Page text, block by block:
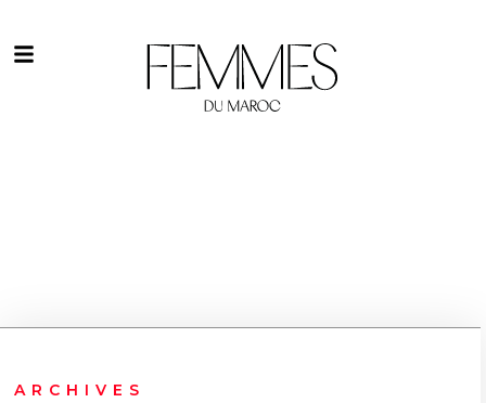
ARCHIVES